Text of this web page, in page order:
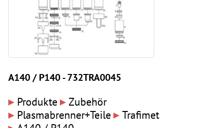
A140 / P140 - 732TRA0045
▸ Produkte ▸ Zubehör
▸ Plasmabrenner+Teile ▸ Trafimet